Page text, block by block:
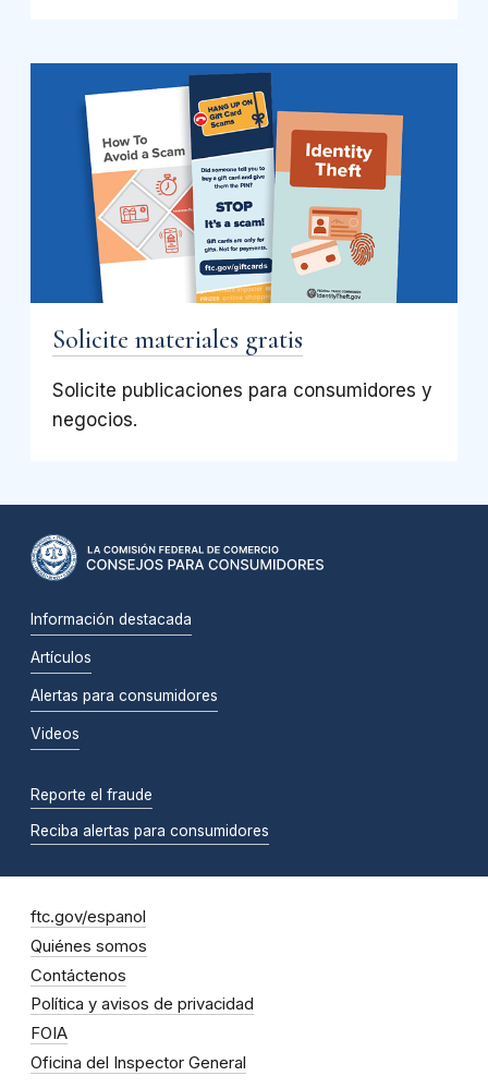
Solicite materiales gratis
Solicite publicaciones para consumidores y
negocios.
Información destacada
Artículos
Alertas para consumidores
Videos
Reporte el fraude
Reciba alertas para consumidores
ftc.gov/espanol
Quiénes somos
Contáctenos
Política y avisos de privacidad
FOIA
Oficina del Inspector General